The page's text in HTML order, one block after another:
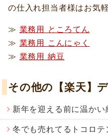
の仕入れ担当者様はお気
≫ 業務用 ところてん
≫ 業務用 こんにゃく
≫ 業務用 納豆
その他の【楽天】
新年を迎える前に温か
冬でも売れてるトコロテ